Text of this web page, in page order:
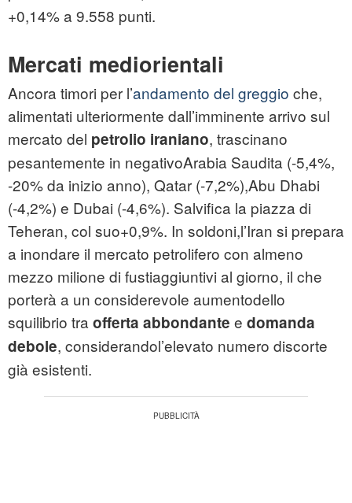
+0,14% a 9.558 punti.
Mercati mediorientali
Ancora timori per l’andamento del greggio che,
alimentati ulteriormente dall’imminente arrivo sul
mercato del petrolio iraniano, trascinano
pesantemente in negativoArabia Saudita (-5,4%,
-20% da inizio anno), Qatar (-7,2%),Abu Dhabi
(-4,2%) e Dubai (-4,6%). Salvifica la piazza di
Teheran, col suo+0,9%. In soldoni,l’Iran si prepara
a inondare il mercato petrolifero con almeno
mezzo milione di fustiaggiuntivi al giorno, il che
porterà a un considerevole aumentodello
squilibrio tra offerta abbondante e domanda
debole, considerandol’elevato numero discorte
già esistenti.